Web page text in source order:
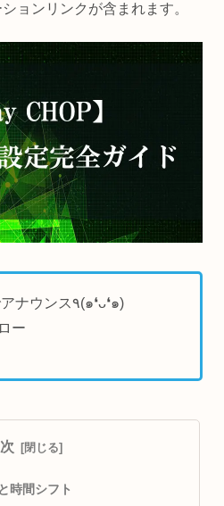
ョンリンクが含まれます。
でアナウンス٩(๑❛ᴗ❛๑)
ー
時間シフト